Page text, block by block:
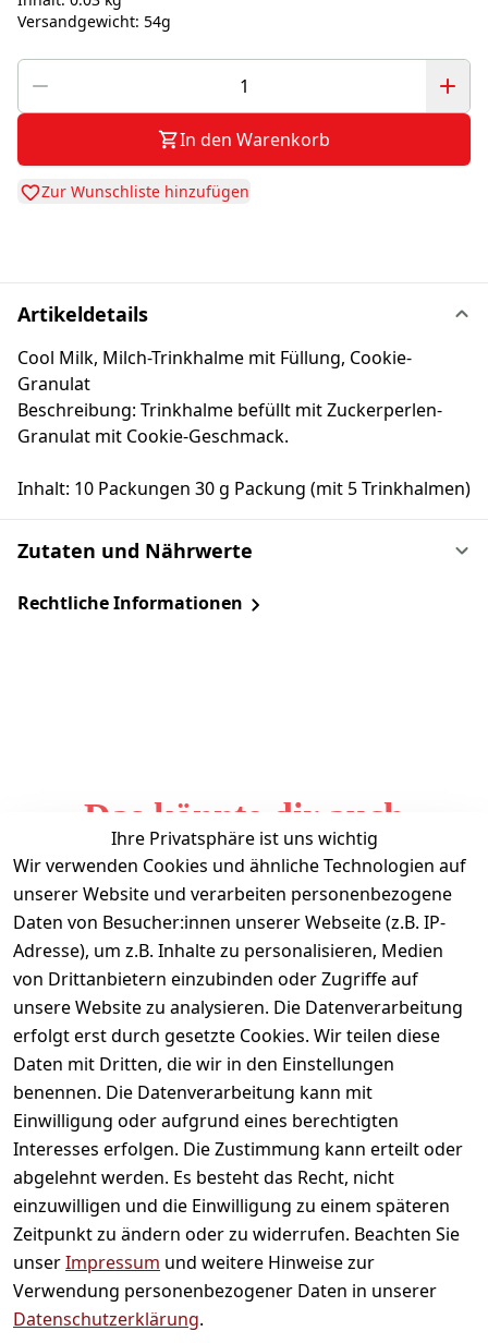
Versandgewicht: 54g
In den Warenkorb
Zur Wunschliste hinzufügen
Artikeldetails
Cool Milk, Milch-Trinkhalme mit Füllung, Cookie-
Granulat
Beschreibung: Trinkhalme befüllt mit Zuckerperlen-
Granulat mit Cookie-Geschmack.
Inhalt: 10 Packungen 30 g Packung (mit 5 Trinkhalmen)
Zutaten und Nährwerte
Rechtliche Informationen
Das könnte dir auch
gefallen
Ihre Privatsphäre ist uns wichtig
Wir verwenden Cookies und ähnliche Technologien auf
unserer Website und verarbeiten personenbezogene
Daten von Besucher:innen unserer Webseite (z.B. IP-
Adresse), um z.B. Inhalte zu personalisieren, Medien
von Drittanbietern einzubinden oder Zugriffe auf
unsere Website zu analysieren. Die Datenverarbeitung
erfolgt erst durch gesetzte Cookies. Wir teilen diese
Daten mit Dritten, die wir in den Einstellungen
benennen. Die Datenverarbeitung kann mit
Einwilligung oder aufgrund eines berechtigten
Interesses erfolgen. Die Zustimmung kann erteilt oder
abgelehnt werden. Es besteht das Recht, nicht
einzuwilligen und die Einwilligung zu einem späteren
Zeitpunkt zu ändern oder zu widerrufen. Beachten Sie
unserImpressum und weitere Hinweise zur
Verwendung personenbezogener Daten in unserer
Datenschutzerklärung.
Informationen
Mein Konto
Vertrag widerrufen
Unternehmen
Zahlarten